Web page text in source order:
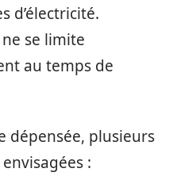
d’électricité.
se limite
au temps de
dépensée, plusieurs
: